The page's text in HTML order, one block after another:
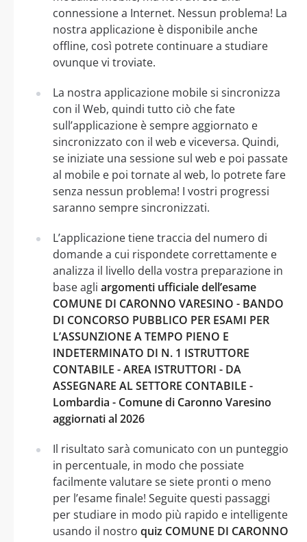
connessione a Internet. Nessun problema! La
nostra applicazione è disponibile anche
offline, così potrete continuare a studiare
ovunque vi troviate.
La nostra applicazione mobile si sincronizza
con il Web, quindi tutto ciò che fate
sull’applicazione è sempre aggiornato e
sincronizzato con il web e viceversa. Quindi,
se iniziate una sessione sul web e poi passate
al mobile e poi tornate al web, lo potrete fare
senza nessun problema! I vostri progressi
saranno sempre sincronizzati.
L’applicazione tiene traccia del numero di
domande a cui rispondete correttamente e
analizza il livello della vostra preparazione in
base agli argomenti ufficiale dell’esame
COMUNE DI CARONNO VARESINO - BANDO
DI CONCORSO PUBBLICO PER ESAMI PER
L’ASSUNZIONE A TEMPO PIENO E
INDETERMINATO DI N. 1 ISTRUTTORE
CONTABILE - AREA ISTRUTTORI - DA
ASSEGNARE AL SETTORE CONTABILE -
Lombardia - Comune di Caronno Varesino
aggiornati al 2026
Il risultato sarà comunicato con un punteggio
in percentuale, in modo che possiate
facilmente valutare se siete pronti o meno
per l’esame finale! Seguite questi passaggi
per studiare in modo più rapido e intelligente
usando il nostro quiz COMUNE DI CARONNO